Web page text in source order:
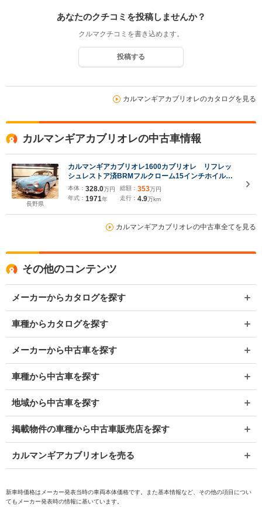
あなたのクチコミを投稿しませんか？
クルマクチコミを書き込めます。
投稿する
カルマンギアカブリオレのカタログを見る
カルマンギアカブリオレの中古車情報
長野県
カルマンギアカブリオレ1600カブリオレ リフレッ
シュレストア済BRMフルクローム15インチホイルナ
ンカン製ホワイトリボンタイヤ純正スタイル40ホワイ
トステアリングハーストタイプクイックシフター装着
ボディーリフレッシュレストア済オーディオ&ボディ
同色スピーカー&ETC
本体： 328.0万円
年式： 1971年
総額： 353万円
走行： 4.9万km
カルマンギアカブリオレの中古車全てを見る
その他のコンテンツ
メーカーからカタログを探す
車種からカタログを探す
メーカーから中古車を探す
車種から中古車を探す
地域から中古車を探す
掲載物件の車種から中古車販売店を探す
カルマンギアカブリオレを売る
新車時価格はメーカー発表当時の車両本体価格です。また基本情報など、その他の項目につい
てもメーカー発表時の情報に基いています。